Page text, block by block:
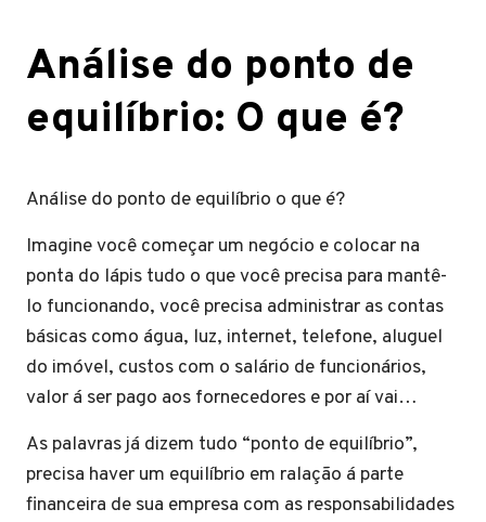
Análise do ponto de
equilíbrio: O que é?
Análise do ponto de equilíbrio o que é?
Imagine você começar um negócio e colocar na
ponta do lápis tudo o que você precisa para mantê-
lo funcionando, você precisa administrar as contas
básicas como água, luz, internet, telefone, aluguel
do imóvel, custos com o salário de funcionários,
valor á ser pago aos fornecedores e por aí vai…
As palavras já dizem tudo “ponto de equilíbrio”,
precisa haver um equilíbrio em ralação á parte
financeira de sua empresa com as responsabilidades